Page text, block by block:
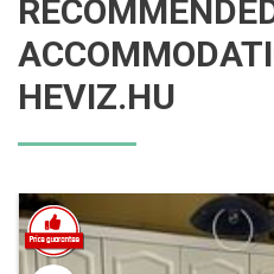
HEVIZ.HU